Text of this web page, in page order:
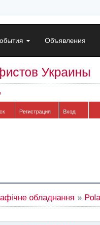
Объявления
Украины
Регистрация Вход
обладнання »